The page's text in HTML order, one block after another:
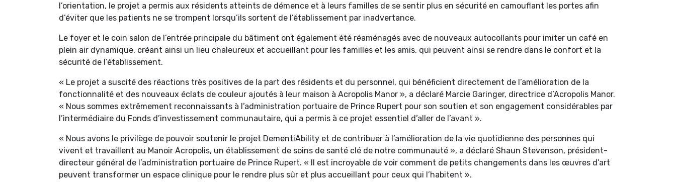
l’orientation, le projet a permis aux résidents atteints de démence et à leurs familles de se sentir plus en sécurité en camouflant les portes afin
d’éviter que les patients ne se trompent lorsqu’ils sortent de l’établissement par inadvertance.
Le foyer et le coin salon de l’entrée principale du bâtiment ont également été réaménagés avec de nouveaux autocollants pour imiter un café en
plein air dynamique, créant ainsi un lieu chaleureux et accueillant pour les familles et les amis, qui peuvent ainsi se rendre dans le confort et la
sécurité de l’établissement.
« Le projet a suscité des réactions très positives de la part des résidents et du personnel, qui bénéficient directement de l’amélioration de la
fonctionnalité et des nouveaux éclats de couleur ajoutés à leur maison à Acropolis Manor », a déclaré Marcie Garinger, directrice d’Acropolis Manor.
« Nous sommes extrêmement reconnaissants à l’administration portuaire de Prince Rupert pour son soutien et son engagement considérables par
l’intermédiaire du Fonds d’investissement communautaire, qui a permis à ce projet essentiel d’aller de l’avant ».
« Nous avons le privilège de pouvoir soutenir le projet DementiAbility et de contribuer à l’amélioration de la vie quotidienne des personnes qui
vivent et travaillent au Manoir Acropolis, un établissement de soins de santé clé de notre communauté », a déclaré Shaun Stevenson, président-
directeur général de l’administration portuaire de Prince Rupert. « Il est incroyable de voir comment de petits changements dans les œuvres d’art
peuvent transformer un espace clinique pour le rendre plus sûr et plus accueillant pour ceux qui l’habitent ».